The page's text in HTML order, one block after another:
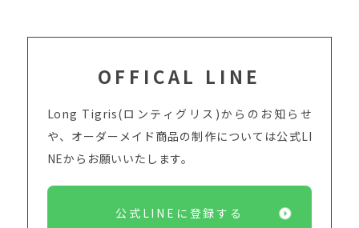
OFFICAL LINE
Long Tigris(ロンティグリス)からのお知らせ
や、オーダーメイド商品の制作については公式LI
NEからお願いいたします。
公式LINEに登録する